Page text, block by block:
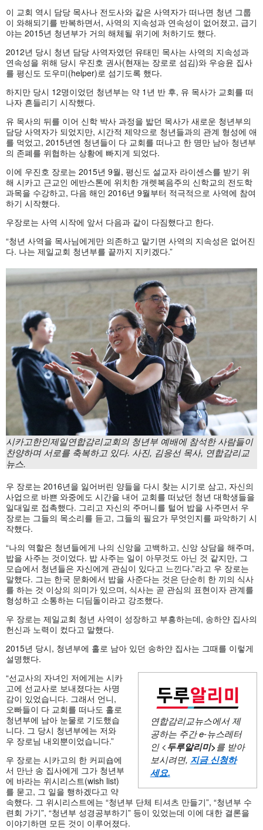
이 교회 역시 담당 목사나 전도사와 같은 사역자가 떠나면 청년 그룹
이 와해되기를 반복하면서, 사역의 지속성과 연속성이 없어졌고, 급기
야는 2015년 청년부가 거의 해체될 위기에 처하기도 했다.
2012년 당시 청년 담당 사역자였던 유태민 목사는 사역의 지속성과
연속성을 위해 당시 우진호 권사(현재는 장로로 섬김)와 우승윤 집사
를 평신도 도우미(helper)로 섬기도록 했다.
하지만 당시 12명이었던 청년부는 약 1년 반 후, 유 목사가 교회를 떠
나자 흔들리기 시작했다.
유 목사의 뒤를 이어 신학 박사 과정을 밟던 목사가 새로운 청년부의
담당 사역자가 되었지만, 시간적 제약으로 청년들과의 관계 형성에 애
를 먹었고, 2015년엔 청년들이 다 교회를 떠나고 한 명만 남아 청년부
의 존폐를 위협하는 상황에 빠지게 되었다.
이에 우진호 장로는 2015년 9월, 평신도 설교자 라이센스를 받기 위
해 시카고 근교인 에반스톤에 위치한 개렛복음주의 신학교의 전도학
과목을 수강하고, 다음 해인 2016년 9월부터 적극적으로 사역에 참여
하기 시작했다.
우장로는 사역 시작에 앞서 다음과 같이 다짐했다고 한다.
“청년 사역을 목사님에게만 의존하고 맡기면 사역의 지속성은 없어진
다. 나는 제일교회 청년부를 끝까지 지키겠다.”
시카고한인제일연합감리교회의 청년부 예배에 참석한 사람들이
찬양하며 서로를 축복하고 있다. 사진, 김응선 목사, 연합감리교
뉴스.
우 장로는 2016년을 잃어버린 양들을 다시 찾는 시기로 삼고, 자신의
사업으로 바쁜 와중에도 시간을 내어 교회를 떠났던 청년 대학생들을
일대일로 접촉했다. 그리고 자신의 주머니를 털어 밥을 사주면서 우
장로는 그들의 목소리를 듣고, 그들의 필요가 무엇인지를 파악하기 시
작했다.
“나의 역할은 청년들에게 나의 신앙을 고백하고, 신앙 상담을 해주며,
밥을 사주는 것이었다. 밥 사주는 일이 아무것도 아닌 것 같지만, 그
모습에서 청년들은 자신에게 관심이 있다고 느낀다.”라고 우 장로는
말했다. 그는 한국 문화에서 밥을 사준다는 것은 단순히 한 끼의 식사
를 하는 것 이상의 의미가 있으며, 식사는 곧 관심의 표현이자 관계를
형성하고 소통하는 디딤돌이라고 강조했다.
우 장로는 제일교회 청년 사역이 성장하고 부흥하는데, 송하얀 집사의
헌신과 노력이 컸다고 말했다.
2015년 당시, 청년부에 홀로 남아 있던 송하얀 집사는 그때를 이렇게
설명했다.
연합감리교뉴스에서 제
공하는 주간e-뉴스레터
인 <두루알리미>를 받아
보시려면, 지금 신청하
세요.
“선교사의 자녀인 저에게는 시카
고에 선교사로 보내졌다는 사명
감이 있었습니다. 그래서 언니,
오빠들이 다 교회를 떠나도 홀로
청년부에 남아 눈물로 기도했습
니다. 그 당시 청년부에는 저와
우 장로님 내외뿐이었습니다.”
우 장로는 시카고의 한 커피숍에
서 만난 송 집사에게 그가 청년부
에 바라는 위시리스트(wish list)
를 묻고, 그 일을 행하겠다고 약
속했다. 그 위시리스트에는 “청년부 단체 티셔츠 만들기”, “청년부 수
련회 가기”, “청년부 성경공부하기” 등이 있었는데 이에 대한 결론을
이야기하면 모든 것이 이루어졌다.